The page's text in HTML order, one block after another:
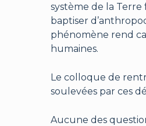
système de la
baptiser
phénomène rend
humaines.
Le colloque de
soulevées par ces
Aucune des